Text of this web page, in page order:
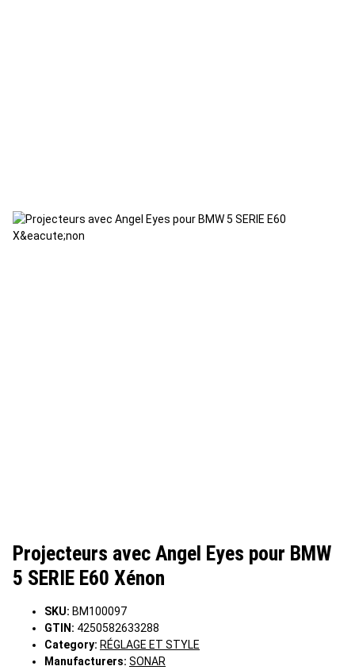
Projecteurs avec Angel Eyes pour BMW
5 SERIE E60 Xénon
SKU: BM100097
GTIN: 4250582633288
Category: RÉGLAGE ET STYLE
Manufacturers: SONAR